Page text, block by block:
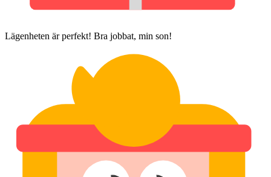
Lägenheten är perfekt! Bra jobbat, min son!